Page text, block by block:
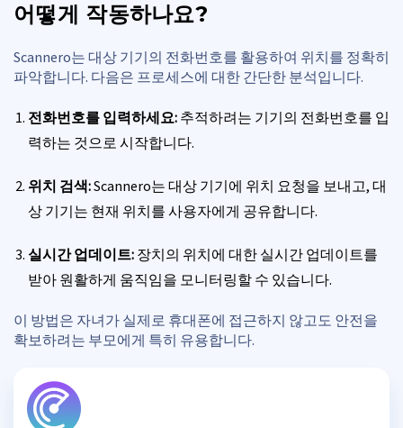
어떻게 작동하나요?
Scannero는 대상 기기의 전화번호를 활용하여 위치를 정확히
파악합니다. 다음은 프로세스에 대한 간단한 분석입니다.
전화번호를 입력하세요: 추적하려는 기기의 전화번호를 입
력하는 것으로 시작합니다.
위치 검색:Scannero는 대상 기기에 위치 요청을 보내고, 대
상 기기는 현재 위치를 사용자에게 공유합니다.
실시간 업데이트: 장치의 위치에 대한 실시간 업데이트를
받아 원활하게 움직임을 모니터링할 수 있습니다.
이 방법은 자녀가 실제로 휴대폰에 접근하지 않고도 안전을
확보하려는 부모에게 특히 유용합니다.